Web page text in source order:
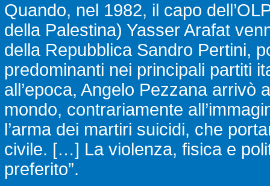
Quando, nel 1982, il capo
della Palestina) Yasser Arafat
della Repubblica Sandro Pertini,
predominanti nei principali partiti
all’epoca, Angelo Pezzana arrivò
mondo, contrariamente
l’arma dei martiri suicidi, che
civile. […] La violenza, fisica e
preferito”.